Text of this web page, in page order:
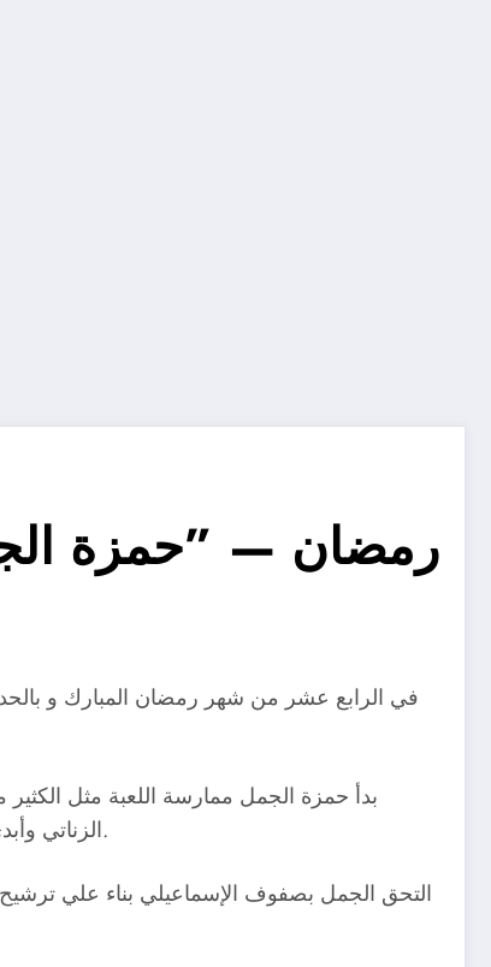
في الرابع عشر من شهر رمضان المبارك و
بدأ حمزة الجمل ممارسة اللعبة مثل
الزناتي وأبدى إعجابه بقدراته البدنية والفنية وتوقع له مستقبلًا طيبًا وقام خميس دويدار بتصعيده للفريق الأول موسم 1988 وعمره 17 سنة.
التحق الجمل بصفوف الإسماعيلي بناء علي